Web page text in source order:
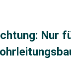
Nur